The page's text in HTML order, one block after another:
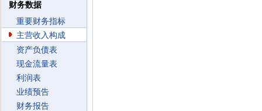
财务数据
重要财务指标
主营收入构成
资产负债表
现金流量表
利润表
业绩预告
财务报告